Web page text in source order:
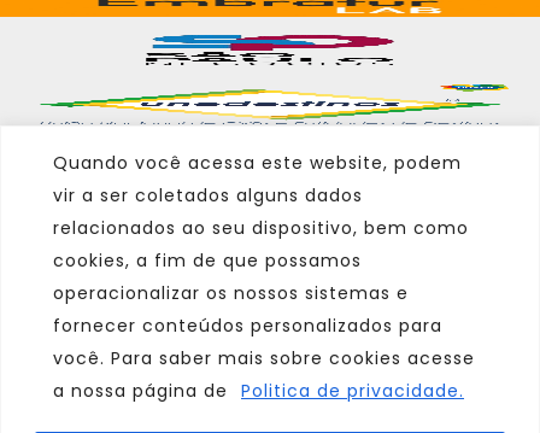
Quando você acessa este website, podem
vir a ser coletados alguns dados
relacionados ao seu dispositivo, bem como
cookies, a fim de que possamos
operacionalizar os nossos sistemas e
fornecer conteúdos personalizados para
você. Para saber mais sobre cookies acesse
a nossa página de
Politica de privacidade.
Marca
Parceiro
Consulte sempre um agente de viagem